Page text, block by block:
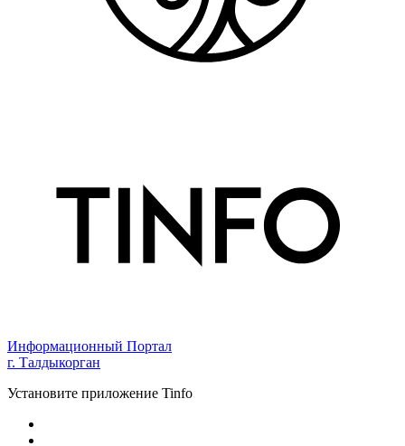
Информационный Портал
г. Талдыкорган
Установите приложение Tinfo